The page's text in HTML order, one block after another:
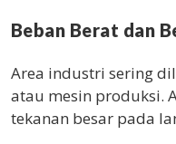
Beban Berat dan
Area industri sering
atau mesin produksi.
tekanan besar pada